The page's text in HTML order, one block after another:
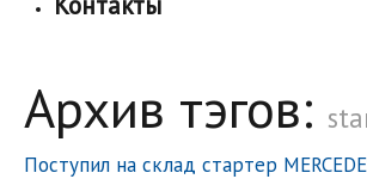
Архив тэгов:
Поступил на склад стартер